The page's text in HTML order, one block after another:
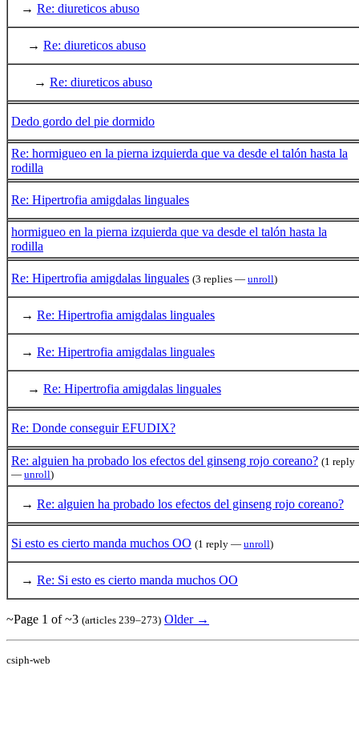
→ Re: diureticos abuso
→ Re: diureticos abuso
→ Re: diureticos abuso
Dedo gordo del pie dormido
Re: hormigueo en la pierna izquierda que va desde el talón hasta la
rodilla
Re: Hipertrofia amigdalas linguales
hormigueo en la pierna izquierda que va desde el talón hasta la
rodilla
Re: Hipertrofia amigdalas linguales (3 replies — unroll)
→ Re: Hipertrofia amigdalas linguales
→ Re: Hipertrofia amigdalas linguales
→ Re: Hipertrofia amigdalas linguales
Re: Donde conseguir EFUDIX?
Re: alguien ha probado los efectos del ginseng rojo coreano? (1 reply
— unroll)
→ Re: alguien ha probado los efectos del ginseng rojo coreano?
Si esto es cierto manda muchos OO (1 reply — unroll)
→ Re: Si esto es cierto manda muchos OO
~Page 1 of ~3 (articles 239–273) Older →
csiph-web